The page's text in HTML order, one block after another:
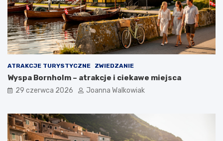
ATRAKCJE TURYSTYCZNE ZWIEDZANIE
Wyspa Bornholm – atrakcje i ciekawe miejsca
29 czerwca 2026 Joanna Walkowiak